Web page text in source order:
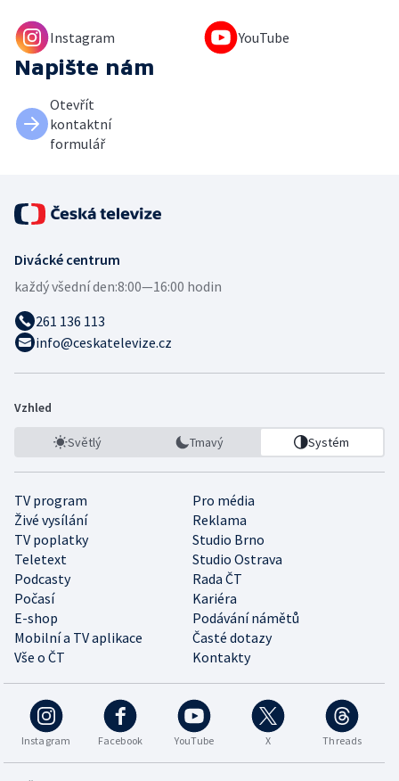
Instagram YouTube
Napište nám
Otevřít
kontaktní
formulář
Divácké centrum
každý všední den:8:00—16:00 hodin
261 136 113
info@ceskatelevize.cz
Vzhled
Světlý Tmavý Systém
TV program
Pro média
Živé vysílání
Reklama
TV poplatky
Studio Brno
Teletext
Studio Ostrava
Podcasty
Rada ČT
Počasí
Kariéra
E-shop
Podávání námětů
Mobilní a TV aplikace
Časté dotazy
Vše o ČT
Kontakty
Instagram Facebook YouTube X Threads